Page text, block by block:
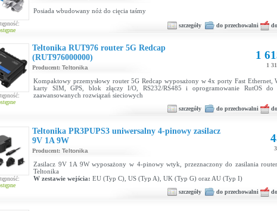
Posiada wbudowany nóż do cięcia taśmy
szczegóły do przechowalni
Teltonika RUT976 router 5G Redcap
(RUT976000000)
Producent: Teltonika
1
1
Kompaktowy przemysłowy router 5G Redcap wyposażony w 4x porty Fast Ethernet,
karty SIM, GPS, blok złączy I/O, RS232/RS485 i oprogramowanie RutOS do
zaawansowanych rozwiązań sieciowych
szczegóły do przechowalni
Teltonika PR3PUPS3 uniwersalny 4-pinowy zasilacz
9V 1A 9W
Producent: Teltonika
Zasilacz 9V 1A 9W wyposażony w 4-pinowy wtyk, przeznaczony do zasilania
Teltonika
W zestawie wejścia: EU (Typ C), US (Typ A), UK (Typ G) oraz AU (Typ I)
szczegóły do przechowalni